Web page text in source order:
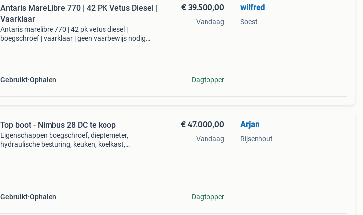
Antaris MareLibre 770 | 42 PK Vetus Diesel |
Vaarklaar
Antaris marelibre 770 | 42 pk vetus diesel |
boegschroef | vaarklaar | geen vaarbewijs nodig
Gebruikt Ophalen
€ 39.500,00
Vandaag
Dagtopper
wilfred
Soest
Top boot - Nimbus 28 DC te koop
Eigenschappen boegschroef, dieptemeter,
hydraulische besturing, keuken, koelkast,
Gebruikt Ophalen
€ 47.000,00
Vandaag
Dagtopper
Arjan
Rijsenhout